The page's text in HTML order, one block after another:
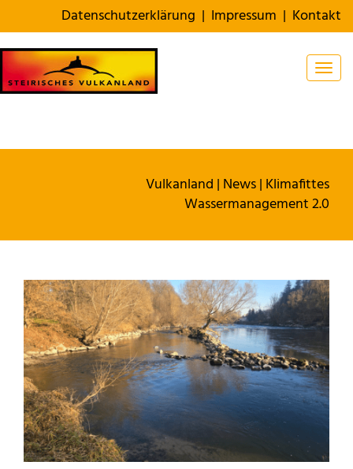
Datenschutzerklärung | Impressum | Kontakt
Vulkanland | News| Klimafittes
Wassermanagement 2.0